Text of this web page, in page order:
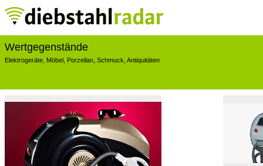
Wertgegenstände
Elektrogeräte Möbel Porzellan Schmuck Antiquitäten